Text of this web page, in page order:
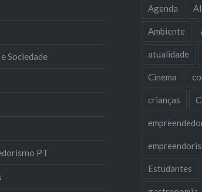
Sociedade
PT
Agenda
Ambiente
atualidade
Cinema
crianças
Estudantes